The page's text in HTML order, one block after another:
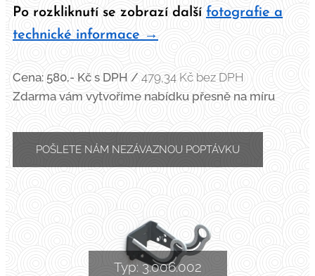
Po rozkliknutí se zobrazí další fotografie a
technické informace →
Cena: 580,- Kč s DPH / 479,34 Kč bez DPH
Zdarma vám vytvoříme nabídku přesně na míru
POŠLETE NÁM NEZÁVAZNOU POPTÁVKU
Typ: 3.006.002